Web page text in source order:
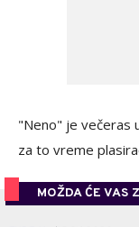
"Neno" je večeras
za to vreme
MOŽDA ĆE VAS